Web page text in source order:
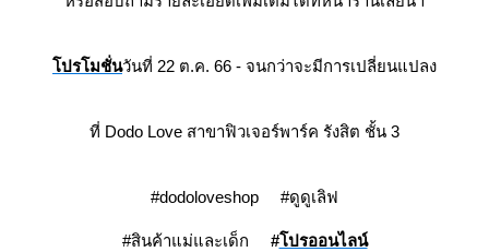
ปรโมชั่นวันที่ 22 ต.ค. 66 - จนกว่าจะมีการเปลี่ยนแปลง
ที่ Dodo Love สาขาฟิวเจอร์พาร์ค รังสิต ชั้น 3
#dodoloveshop #ดูดูเลิฟ
#สินค้าแม่และเด็ก #ปรออนไลน์